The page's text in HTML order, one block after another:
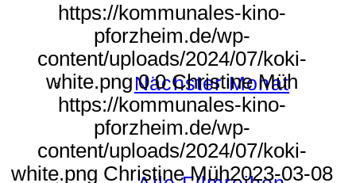
Nächster Monat
https://kommunales-kino-
pforzheim.de/wp-
content/uploads/2024/07/koki-
white.png 0 0 Christine Müh
https://kommunales-kino-
pforzheim.de/wp-
content/uploads/2024/07/koki-
white.png Christine Müh2023-03-08